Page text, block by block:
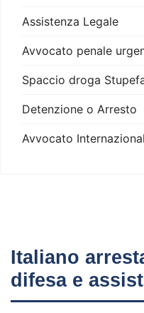
Assistenza Legale
Avvocato penale
Spaccio droga
Detenzione o Arresto
Avvocato
Italiano
difesa e